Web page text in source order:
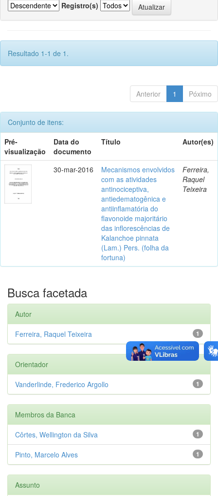
Registro(s)
Resultado 1-1 de 1.
Anterior 1 Póximo
Conjunto de itens:
Pré-
visualização
Data do
documento
Título Autor(es)
30-mar-2016
Mecanismos envolvidos
com as atividades
antinociceptiva,
antiedematogênica e
antiinflamatória do
flavonoide majoritário
das inflorescências de
Kalanchoe pinnata
(Lam.) Pers. (folha da
fortuna)
Ferreira,
Raquel
Teixeira
Busca facetada
Autor
1
Ferreira, Raquel Teixeira
Orientador
1
Vanderlinde, Frederico Argollo
Membros da Banca
1
Côrtes, Wellington da Silva
1
Pinto, Marcelo Alves
Assunto